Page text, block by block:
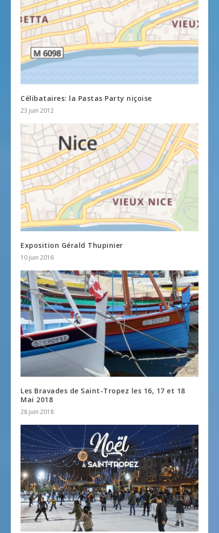
Célibataires: la Pastas Party niçoise
23 juin 2012
Exposition Gérald Thupinier
10 juin 2016
Les Bravades de Saint-Tropez les 16, 17 et 18
Mai 2018
28 juin 2018